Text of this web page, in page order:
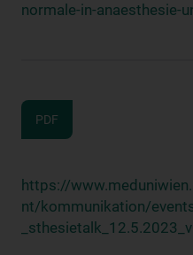
normale-in-anaesthesie-
PDF
https://
nt/kommunikation/